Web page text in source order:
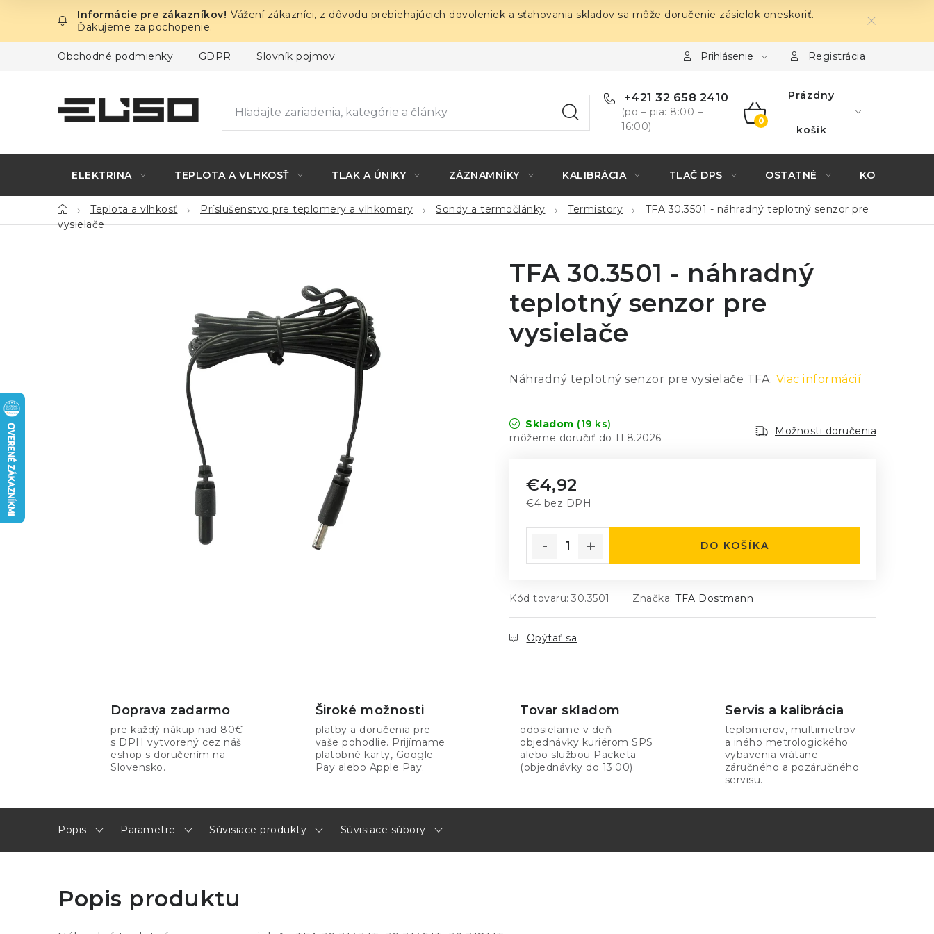
obsah
Vážení zákazníci, z dôvodu prebiehajúcich dovoleniek a sťahovania skladov sa môže doručenie zásielok oneskoriť.
Ďakujeme za pochopenie.
Obchodné podmienky GDPR Slovník pojmov Prihlásenie Registrácia
+421 32 658 2410
(po – pia: 8:00 –
16:00)
NÁKUPNÝ
Prázdny
košík
ELEKTRINA TEPLOTA A VLHKOSŤ TLAK A ÚNIKY ZÁZNAMNÍKY KALIBRÁCIA TLAČ DPS OSTATNÉ KONTAKTY
DomovTeplota a vlhkosť Príslušenstvo pre teplomery a vlhkomery Sondy a termočlánky Termistory
TFA 30.3501 - náhradný teplotný senzor pre
vysielače
TFA 30.3501 - náhradný
teplotný senzor pre
vysielače
Náhradný teplotný senzor pre vysielače TFA. Viac informácií
Skladom (19 ks)
11.8.2026
Možnosti doručenia
€4,92
€4 bez DPH
DO KOŠÍKA
Kód tovaru: 30.3501 Značka: TFA Dostmann
Opýtať sa
Doprava zadarmo
pre každý nákup nad 80€
s DPH vytvorený cez náš
eshop s doručením na
Slovensko.
Široké možnosti
platby a doručenia pre
vaše pohodlie. Prijímame
platobné karty, Google
Pay alebo Apple Pay.
Tovar skladom
odosielame v deň
objednávky kuriérom SPS
alebo službou Packeta
(objednávky do 13:00).
Servis a kalibrácia
teplomerov, multimetrov
a iného metrologického
vybavenia vrátane
záručného a pozáručného
servisu.
Popis Parametre Súvisiace produkty Súvisiace súbory
Popis produktu